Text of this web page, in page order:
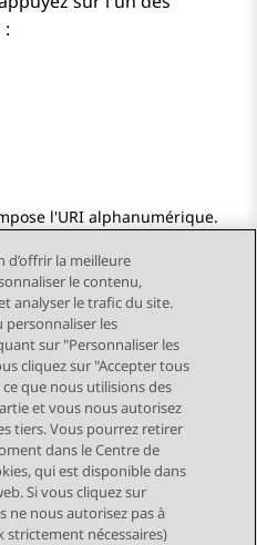
l'URI alphanumérique.
Sujet suivant
d’offrir la meilleure
le contenu,
analyser le trafic du site.
personnaliser les
sur "Personnaliser les
cliquez sur "Accepter tous
que nous utilisions des
et vous nous autorisez
tiers. Vous pourrez retirer
dans le Centre de
qui est disponible dans
Si vous cliquez sur
ne nous autorisez pas à
strictement nécessaires)